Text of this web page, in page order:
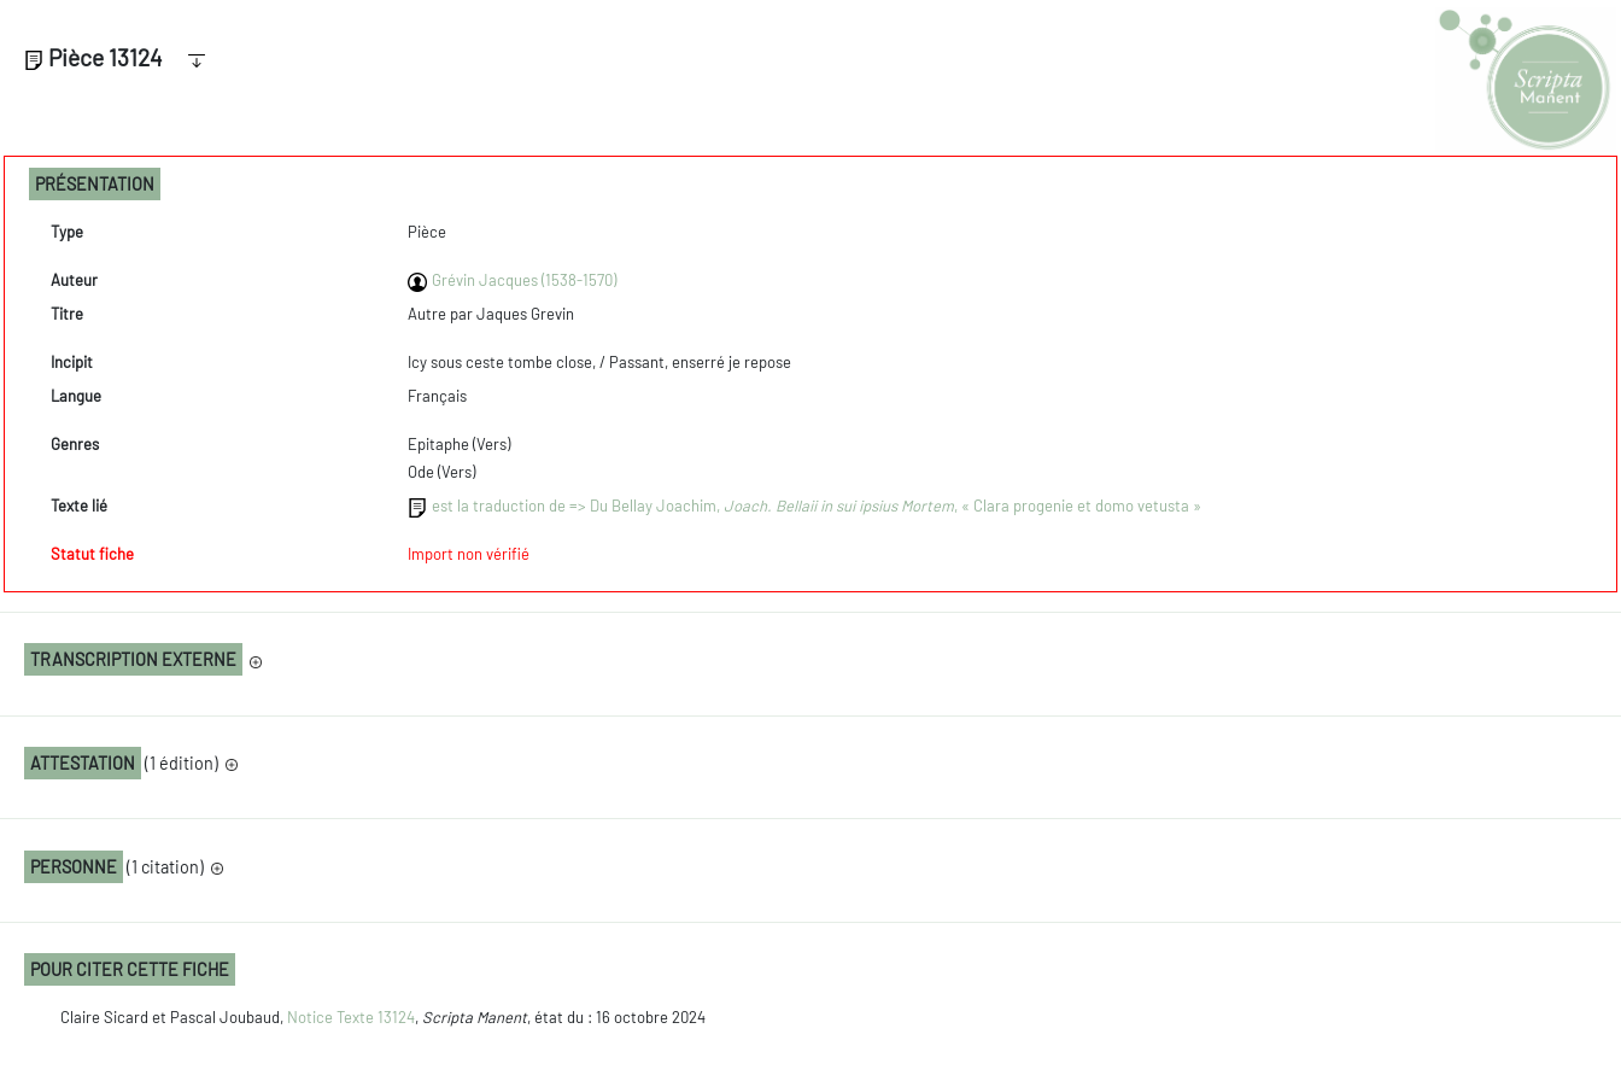
Pièce 13124
PRÉSENTATION
Type Pièce
Auteur
Grévin Jacques (1538-1570)
Titre
Autre par Jaques Grevin
Incipit
Icy sous ceste tombe close, / Passant, enserré je repose
Langue
Français
Genres
Epitaphe (Vers)
Ode (Vers)
Texte lié
est la traduction de => Du Bellay Joachim, Joach. Bellaii in sui ipsius Mortem, « Clara progenie et domo vetusta »
Statut fiche Import non vérifié
TRANSCRIPTION EXTERNE
ATTESTATION (1 édition)
PERSONNE (1 citation)
POUR CITER CETTE FICHE
Claire Sicard et Pascal Joubaud, Notice Texte 13124, Scripta Manent, état du : 16 octobre 2024